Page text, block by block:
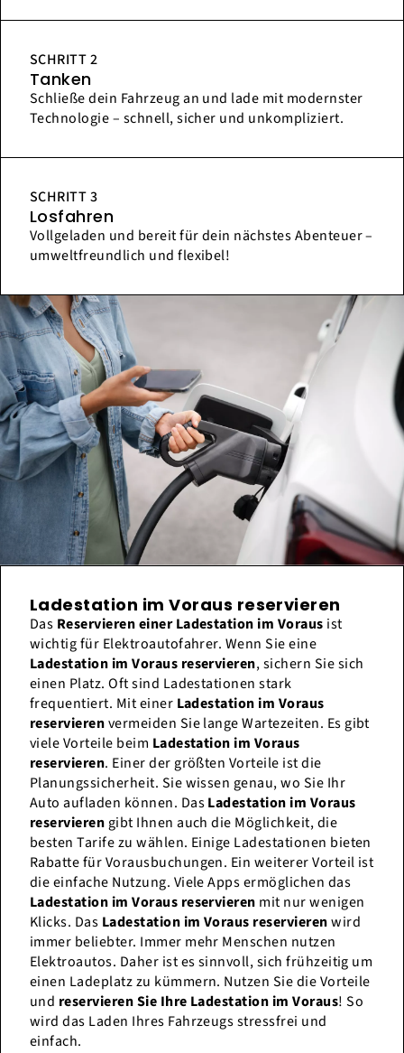
SCHRITT 2
Tanken
Schließe dein Fahrzeug an und lade mit modernster
Technologie – schnell, sicher und unkompliziert.
SCHRITT 3
Losfahren
Vollgeladen und bereit für dein nächstes Abenteuer –
umweltfreundlich und flexibel!
Ladestation im Voraus reservieren
Das Reservieren einer Ladestation im Voraus ist
wichtig für Elektroautofahrer. Wenn Sie eine
Ladestation im Voraus reservieren, sichern Sie sich
einen Platz. Oft sind Ladestationen stark
frequentiert. Mit einer Ladestation im Voraus
reservierenvermeiden Sie lange Wartezeiten. Es gibt
viele Vorteile beim Ladestation im Voraus
reservieren. Einer der größten Vorteile ist die
Planungssicherheit. Sie wissen genau, wo Sie Ihr
Auto aufladen können. DasLadestation im Voraus
reservieren gibt Ihnen auch die Möglichkeit, die
besten Tarife zu wählen. Einige Ladestationen bieten
Rabatte für Vorausbuchungen. Ein weiterer Vorteil ist
die einfache Nutzung. Viele Apps ermöglichen das
Ladestation im Voraus reservieren mit nur wenigen
Klicks. Das Ladestation im Voraus reservierenwird
immer beliebter. Immer mehr Menschen nutzen
Elektroautos. Daher ist es sinnvoll, sich frühzeitig um
einen Ladeplatz zu kümmern. Nutzen Sie die Vorteile
und reservieren Sie Ihre Ladestation im Voraus! So
wird das Laden Ihres Fahrzeugs stressfrei und
einfach.